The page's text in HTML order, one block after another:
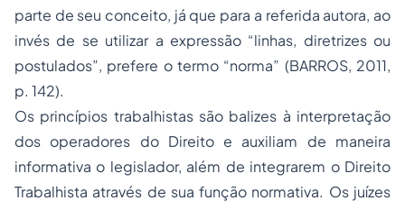
parte de seu conceito, já que para a referida autora, ao
invés de se utilizar a expressão “linhas, diretrizes ou
postulados”, prefere o termo “norma” (BARROS, 2011,
p. 142).
Os princípios trabalhistas são balizes à interpretação
dos operadores do Direito e auxiliam de maneira
informativa o legislador, além de integrarem o Direito
Trabalhista através de sua função normativa. Os juízes